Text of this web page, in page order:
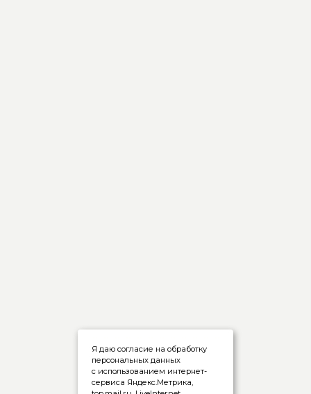
Я даю согласие на обработку
персональных данных
с использованием интернет-
сервиса Яндекс.Метрика,